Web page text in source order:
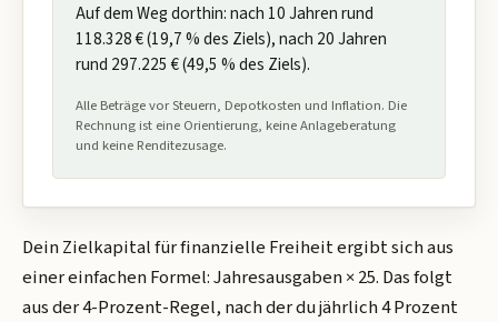
Auf dem Weg dorthin: nach 10 Jahren rund
118.328 € (19,7 % des Ziels), nach 20 Jahren
rund 297.225 € (49,5 % des Ziels).
Alle Beträge vor Steuern, Depotkosten und Inflation. Die
Rechnung ist eine Orientierung, keine Anlageberatung
und keine Renditezusage.
Dein Zielkapital für finanzielle Freiheit ergibt sich aus
einer einfachen Formel: Jahresausgaben × 25. Das folgt
aus der 4-Prozent-Regel, nach der du jährlich 4 Prozent